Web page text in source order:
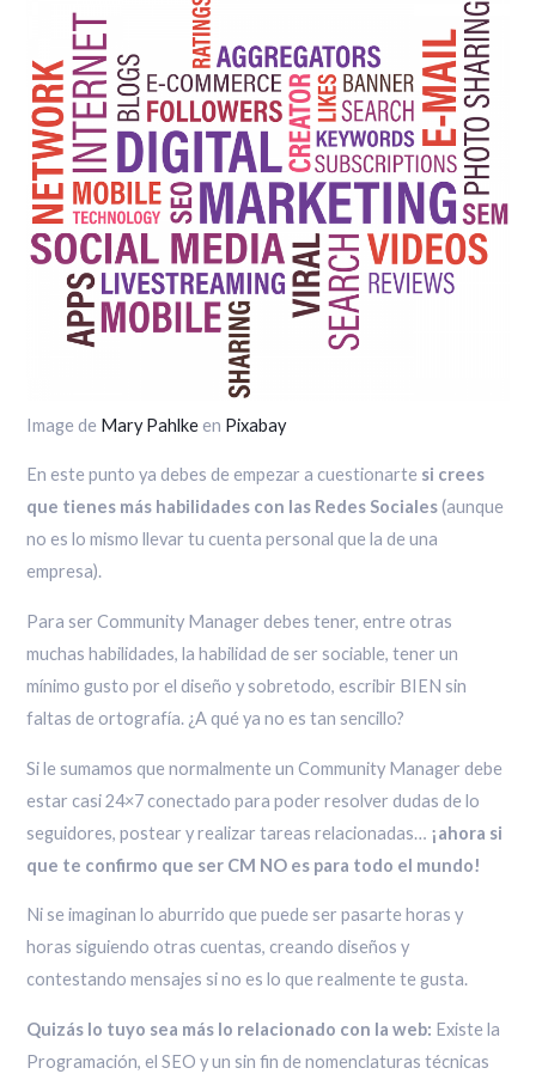
Image de Mary Pahlke en Pixabay
En este punto ya debes de empezar a cuestionarte si crees
que tienes más habilidades con las Redes Sociales(aunque
no es lo mismo llevar tu cuenta personal que la de una
empresa).
Para ser Community Manager debes tener, entre otras
muchas habilidades, la habilidad de ser sociable, tener un
mínimo gusto por el diseño y sobretodo, escribir BIEN sin
faltas de ortografía. ¿A qué ya no es tan sencillo?
Si le sumamos que normalmente un Community Manager debe
estar casi 24×7 conectado para poder resolver dudas de lo
seguidores, postear y realizar tareas relacionadas… ¡ahora si
que te confirmo que ser CM NO es para todo el mundo!
Ni se imaginan lo aburrido que puede ser pasarte horas y
horas siguiendo otras cuentas, creando diseños y
contestando mensajes si no es lo que realmente te gusta.
Quizás lo tuyo sea más lo relacionado con la web: Existe la
Programación, el SEO y un sin fin de nomenclaturas técnicas